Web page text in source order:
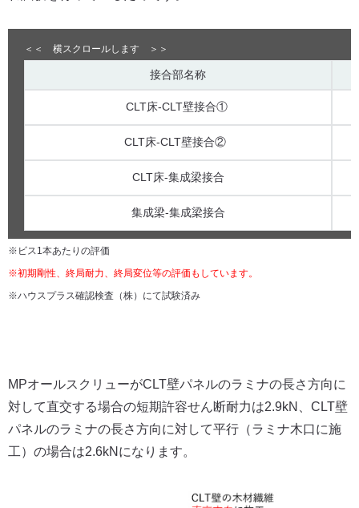
接合部名称
CLT床-CLT壁接合①
CLT床-CLT壁接合②
CLT床-集成梁接合
集成梁-集成梁接合
※ビス1本あたりの評価
※初期剛性、終局耐力、終局変位等の評価もしています。
※ハウスプラス確認検査（株）にて試験済み
MPオールスクリューがCLT壁パネルのラミナの長さ方向に
対して直交する場合の短期許容せん断耐力は2.9kN、CLT壁
パネルのラミナの長さ方向に対して平行（ラミナ木口に施
工）の場合は2.6kNになります。